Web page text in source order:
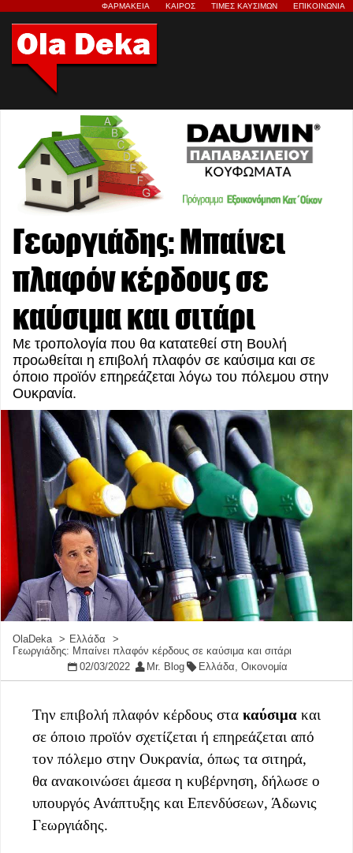
ΦΑΡΜΑΚΕΙΑ ΚΑΙΡΟΣ ΤΙΜΕΣ ΚΑΥΣΙΜΩΝ ΕΠΙΚΟΙΝΩΝΙΑ
Γεωργιάδης: Μπαίνει
πλαφόν κέρδους σε
καύσιμα και σιτάρι
Με τροπολογία που θα κατατεθεί στη Βουλή
προωθείται η επιβολή πλαφόν σε καύσιμα και σε
όποιο προϊόν επηρεάζεται λόγω του πόλεμου στην
Ουκρανία.
OlaDeka
Ελλάδα
Γεωργιάδης: Μπαίνει πλαφόν κέρδους σε καύσιμα και σιτάρι
02/03/2022
Mr. Blog Ελλάδα,Οικονομία
Την επιβολή πλαφόν κέρδους στα καύσιμα και
σε όποιο προϊόν σχετίζεται ή επηρεάζεται από
τον πόλεμο στην Ουκρανία, όπως τα σιτηρά,
θα ανακοινώσει άμεσα η κυβέρνηση, δήλωσε ο
υπουργός Ανάπτυξης και Επενδύσεων, Άδωνις
Γεωργιάδης.